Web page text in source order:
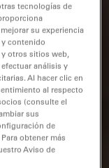
tecnologías de
su experiencia
contenido
otros sitios web,
análisis y
Al hacer clic en
al respecto
(consulte el
sus
de
obtener más
Aviso de